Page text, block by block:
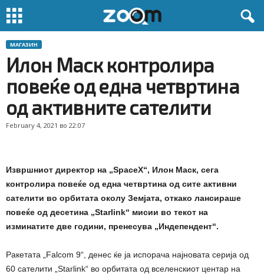
МАГАЗИН
Илон Маск контролира
повеќе од една четвртина
од активните сателити
February 4, 2021 во 22:07
Извршниот директор на „SpaceX“, Илон Маск, сега
контролира повеќе од една четвртина од сите активни
сателити во орбитата околу Земјата, откако лансираше
повеќе од десетина „Starlink“ мисии во текот на
изминатите две години, пренесува „Индепендент“.
Ракетата „Falcom 9“, денес ќе ја испорача најновата серија од
60 сателити „Starlink“ во орбитата од вселенскиот центар на